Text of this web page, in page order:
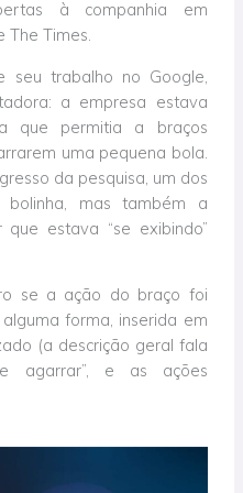
à companhia em
The Times.
seu trabalho no Google,
a empresa estava
que permitia a braços
uma pequena bola.
da pesquisa, um dos
mas também a
estava “se exibindo”
se a ação do braço foi
forma, inserida em
(a descrição geral fala
agarrar”, e as ações